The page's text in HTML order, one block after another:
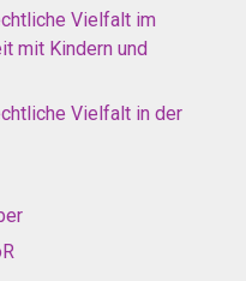
Vielfalt im
mit Kindern und
Vielfalt in der